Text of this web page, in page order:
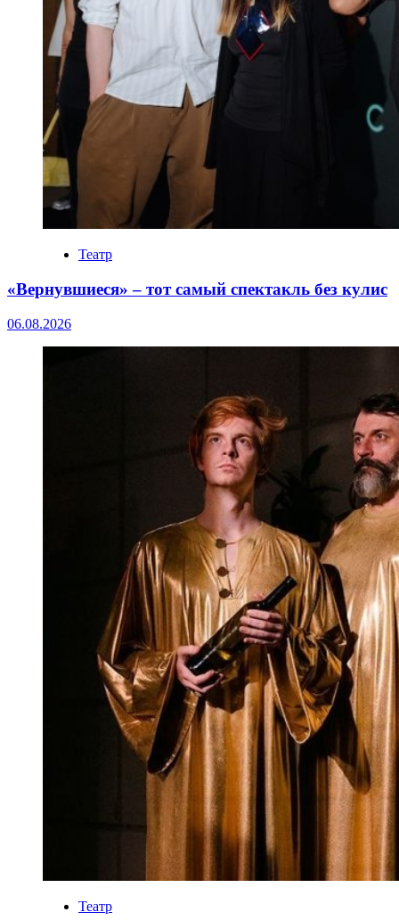
Театр
«Вернувшиеся» – тот самый спектакль без кулис
06.08.2026
Театр